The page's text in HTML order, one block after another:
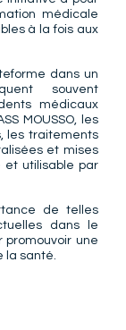
médicale
à la fois aux
dans un
souvent
médicaux
MOUSSO, les
les traitements
et mises
et utilisable par
de telles
dans le
une
la santé.